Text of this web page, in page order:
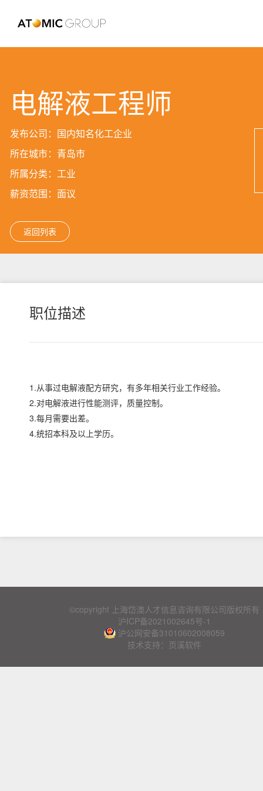
电解液工程师
发布公司：国内知名化工企业
所在城市：青岛市
所属分类：工业
薪资范围：面议
返回列表
职位描述
1.从事过电解液配方研究，有多年相关行业工作经验。
2.对电解液进行性能测评，质量控制。
3.每月需要出差。
4.统招本科及以上学历。
©copyright 上海岱澳人才信息咨询有限公司版权所有
沪ICP备2021002645号-1
沪公网安备31010602008059
技术支持：页溪软件